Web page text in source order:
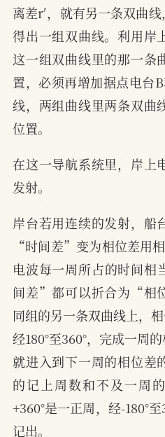
离差r′，就有另一条双曲
得出一组双曲线。利用岸
这一组双曲线里的那一条
置，必须再增加据点电台
线，两组曲线里两条双曲
位置。
在这一导航系统里，岸上
发射。
岸台若用连续的发射，船
“时间差”变为相位差用
电波每一周所占的时间
间差”都可以折合为“相
同组的另一条双曲线上，
经180°至360°，完成一周
就进入到下一周的相位差
的记上周数和不及一周
+360°是一正周，经-180°
记出。